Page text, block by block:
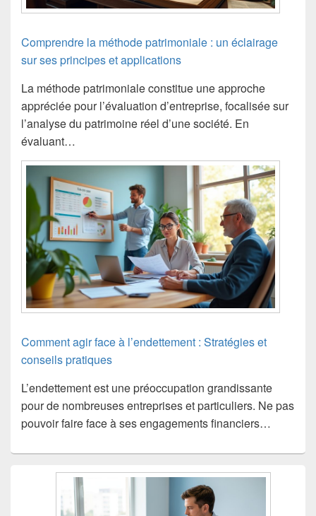
Comprendre la méthode patrimoniale : un éclairage
sur ses principes et applications
La méthode patrimoniale constitue une approche
appréciée pour l’évaluation d’entreprise, focalisée sur
l’analyse du patrimoine réel d’une société. En
évaluant…
Comment agir face à l’endettement : Stratégies et
conseils pratiques
L’endettement est une préoccupation grandissante
pour de nombreuses entreprises et particuliers. Ne pas
pouvoir faire face à ses engagements financiers…